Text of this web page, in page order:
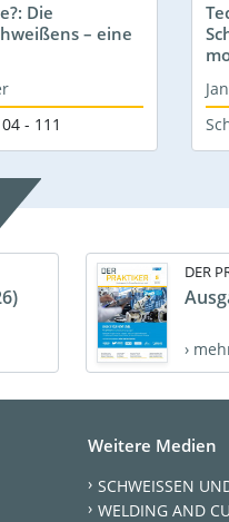
Die
– eine
- 111
DER
›
Weitere Medien
SCHWEISSEN
WELDING AND